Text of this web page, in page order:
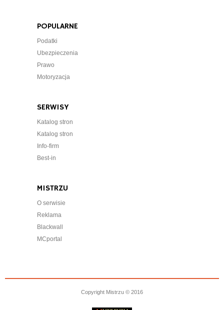
POPULARNE
Podatki
Ubezpieczenia
Prawo
Motoryzacja
SERWISY
Katalog stron
Katalog stron
Info-firm
Best-in
MISTRZU
O serwisie
Reklama
Blackwall
MCportal
Copyright Mistrzu © 2016